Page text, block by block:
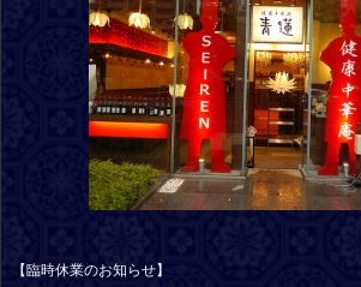
【臨時休業のお知らせ】